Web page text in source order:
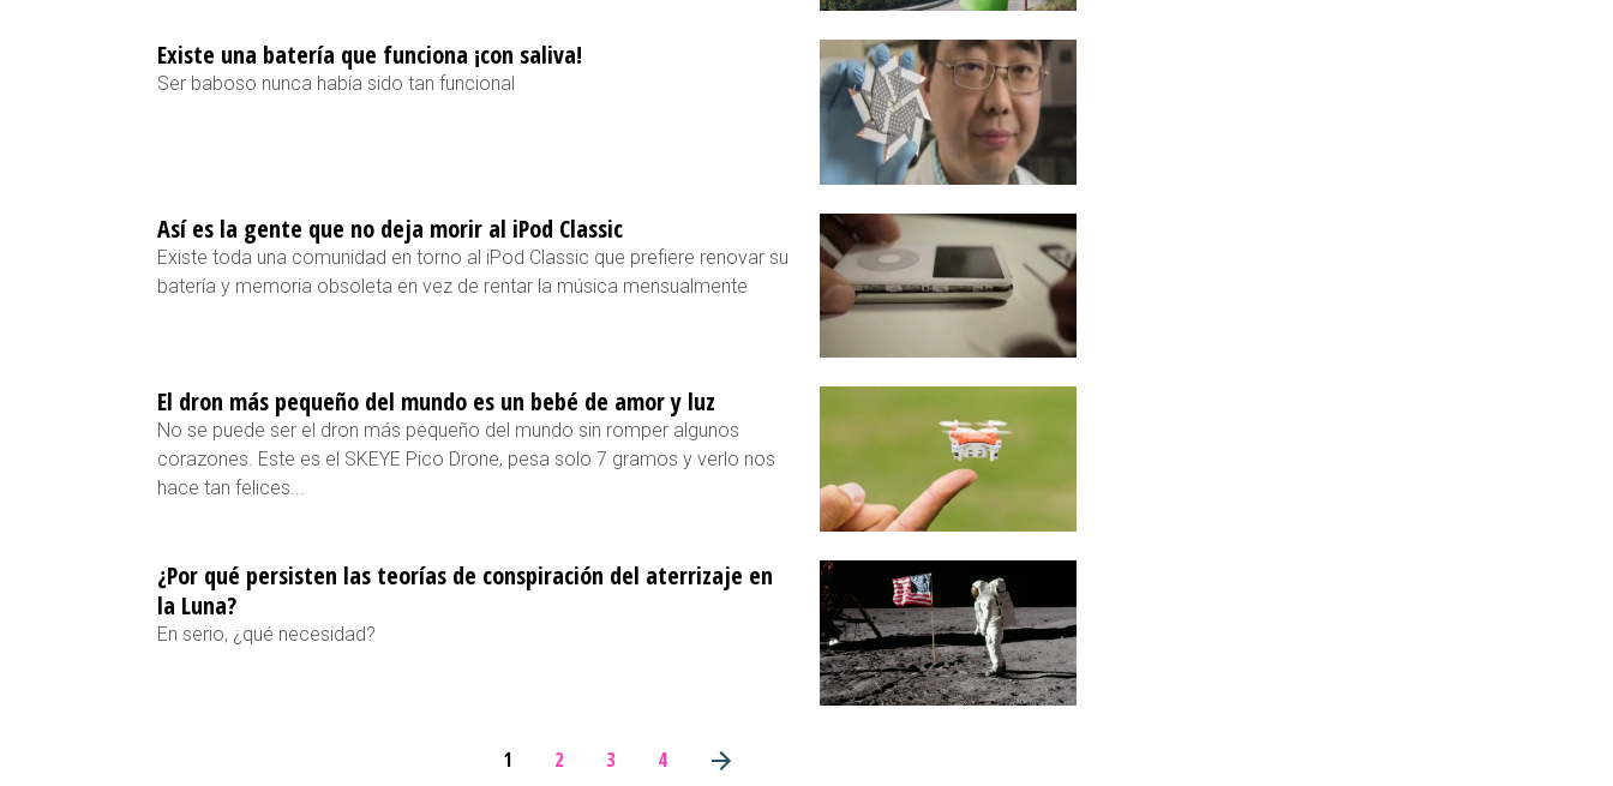
Existe una batería que funciona ¡con saliva!
Ser baboso nunca había sido tan funcional
Así es la gente que no deja morir al iPod Classic
Existe toda una comunidad en torno al iPod Classic que prefiere renovar su
batería y memoria obsoleta en vez de rentar la música mensualmente
El dron más pequeño del mundo es un bebé de amor y luz
No se puede ser el dron más pequeño del mundo sin romper algunos
corazones. Este es el SKEYE Pico Drone, pesa solo 7 gramos y verlo nos
hace tan felices...
¿Por qué persisten las teorías de conspiración del aterrizaje en
la Luna?
En serio, ¿qué necesidad?
1 2 3 4